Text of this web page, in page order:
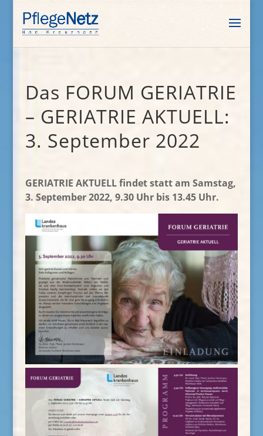
Das FORUM GERIATRIE
– GERIATRIE AKTUELL:
3. September 2022
GERIATRIE AKTUELL findet statt am Samstag,
3. September 2022, 9.30 Uhr bis 13.45 Uhr.